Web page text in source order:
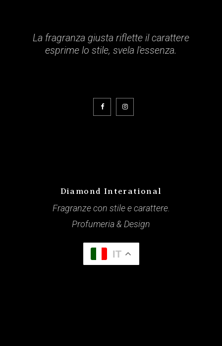
La fragranza giusta riflette il carattere
esprime lo stile, svela l'essenza.
Diamond Interational
Fragranze con stile e carattere.
Profumeria & Design
IT